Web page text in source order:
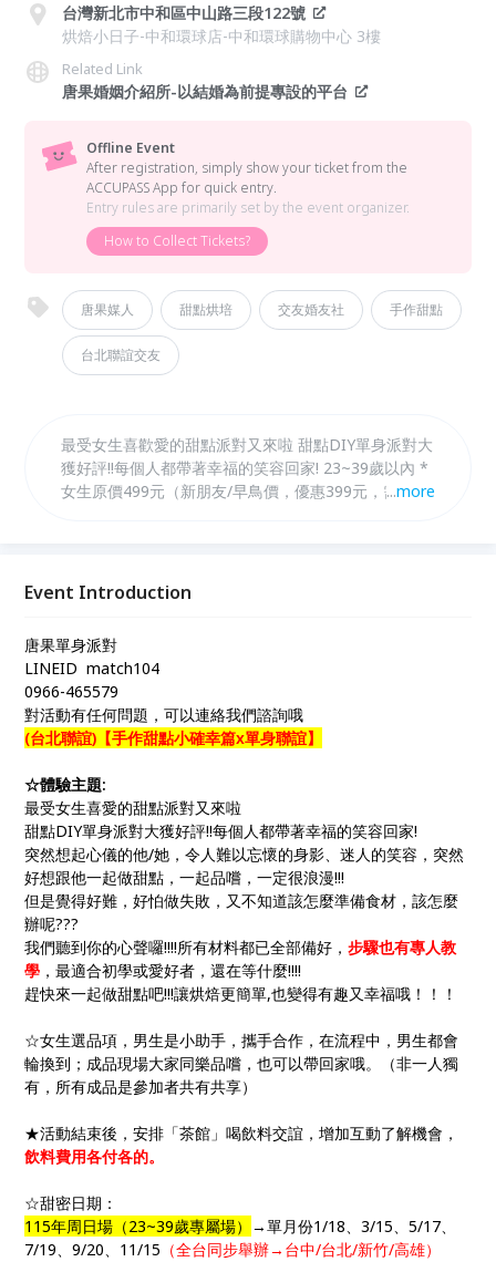
台灣新北市中和區中山路三段122號
烘焙小日子-中和環球店-中和環球購物中心 3樓
Related Link
唐果婚姻介紹所-以結婚為前提專設的平台
Offline Event
After registration, simply show your ticket from the
ACCUPASS App for quick entry.
Entry rules are primarily set by the event organizer.
How to Collect Tickets?
唐果媒人 甜點烘培 交友婚友社 手作甜點
台北聯誼交友
最受女生喜歡愛的甜點派對又來啦 甜點DIY單身派對大
獲好評!!每個人都帶著幸福的笑容回家! 23~39歲以內 *
女生原價499元（新朋友/早鳥價，優惠399元，需於活
...more
Event Introduction
唐果單身派對
LINEID match104
0966-465579
對活動有任何問題，可以連絡我們諮詢哦
(台北聯誼)【手作甜點小確幸篇x單身聯誼】
☆體驗主題:
最受女生喜愛的甜點派對又來啦
甜點DIY單身派對大獲好評!!每個人都帶著幸福的笑容回家!
突然想起心儀的他/她，令人難以忘懷的身影、迷人的笑容，突然
好想跟他一起做甜點，一起品嚐，一定很浪漫!!!
但是覺得好難，好怕做失敗，又不知道該怎麼準備食材，該怎麼
辦呢???
我們聽到你的心聲囉!!!!所有材料都已全部備好，步驟也有專人教
學 ，最適合初學或愛好者，還在等什麼!!!!
趕快來一起做甜點吧!!!讓烘焙更簡單,也變得有趣又幸福哦！！！
☆女生選品項，男生是小助手，攜手合作，在流程中，男生都會
輪換到；成品現場大家同樂品嚐，也可以帶回家哦。（非一人獨
有，所有成品是參加者共有共享）
★活動結束後，安排「茶館」喝飲料交誼，增加互動了解機會，
飲料費用各付各的。
☆甜密日期：
115年周日場（23~39歲專屬場） →單月份1/18、3/15、5/17、
7/19、9/20、11/15 （全台同步舉辦→台中/台北/新竹/高雄）